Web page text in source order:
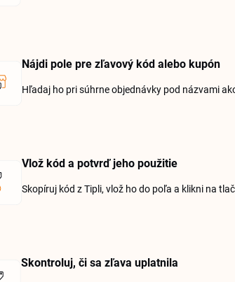
Nájdi pole pre zľavový kód alebo kupón
Hľadaj ho pri súhrne objednávky pod názvami
Vlož kód a potvrď jeho použitie
Skopíruj kód z Tipli, vlož ho do poľa a klikni na
Skontroluj, či sa zľava uplatnila